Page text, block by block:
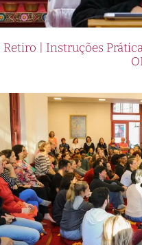
Retiro | Instruções